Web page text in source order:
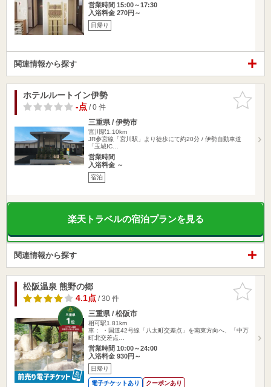
営業時間 15:00～17:30
入浴料金 270円～
日帰り
関連情報から探す
お気に入
りに追加
ホテルルートイン伊勢
-点/ 0 件
三重県 / 伊勢市
宮川駅1.10km
JR参宮線「宮川駅」より徒歩にて約20分 / 伊勢自動車道
「玉城IC…
営業時間
入浴料金 ～
宿泊
楽天トラベルの宿泊プランを見る
関連情報から探す
お気に入
りに追加
松阪温泉 熊野の郷
4.1点/ 30 件
三重県 / 松阪市
相可駅1.81km
車： ・国道42号線「八太町交差点」を南東方向へ、「中万
町北交差点…
営業時間 10:00～24:00
入浴料金 930円～
日帰り
電子チケットあり クーポンあり